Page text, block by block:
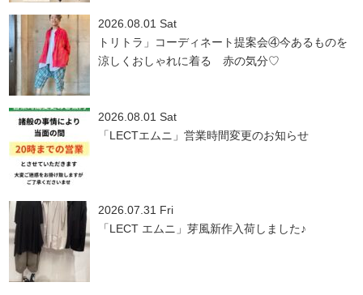
2026.08.01 Sat
トリトラ」コーディネート提案会④今あるものを
涼しくおしゃれに着る 赤の気分♡
2026.08.01 Sat
「LECTエムニ」営業時間変更のお知らせ
2026.07.31 Fri
「LECT エムニ」芽風新作入荷しました♪